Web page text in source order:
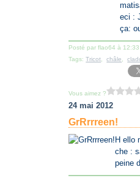
eci :
ça:
Posté par flao64 à
Tags:Tricot ,châle ,
Vous aimez ?
24 mai 2012
GrRrrreen!
H ello
che :
peine